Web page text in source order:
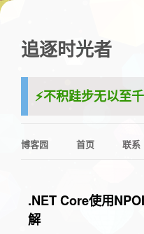
追逐时光者
⚡️不积跬步无以至
博客园 首页 联系
.NET Core使用
解